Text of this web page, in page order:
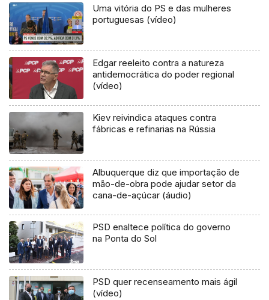
Uma vitória do PS e das mulheres
portuguesas (vídeo)
Edgar reeleito contra a natureza
antidemocrática do poder regional
(vídeo)
Kiev reivindica ataques contra
fábricas e refinarias na Rússia
Albuquerque diz que importação de
mão-de-obra pode ajudar setor da
cana-de-açúcar (áudio)
PSD enaltece política do governo
na Ponta do Sol
PSD quer recenseamento mais ágil
(vídeo)